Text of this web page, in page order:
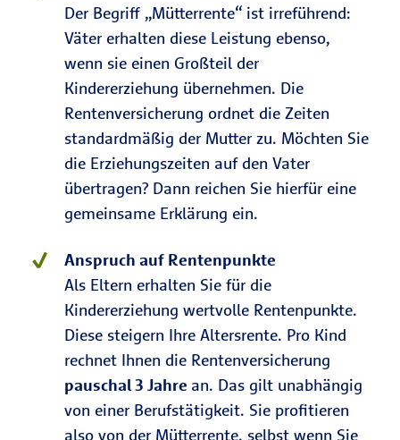
Der Begriff „Mütterrente“ ist irreführend:
Väter erhalten diese Leistung ebenso,
wenn sie einen Großteil der
Kindererziehung übernehmen. Die
Rentenversicherung ordnet die Zeiten
standardmäßig der Mutter zu. Möchten Sie
die Erziehungszeiten auf den Vater
übertragen? Dann reichen Sie hierfür eine
gemeinsame Erklärung ein.
Anspruch auf Rentenpunkte
Als Eltern erhalten Sie für die
Kindererziehung wertvolle Rentenpunkte.
Diese steigern Ihre Altersrente. Pro Kind
rechnet Ihnen die Rentenversicherung
pauschal 3 Jahre an. Das gilt unabhängig
von einer Berufstätigkeit. Sie profitieren
also von der Mütterrente, selbst wenn Sie